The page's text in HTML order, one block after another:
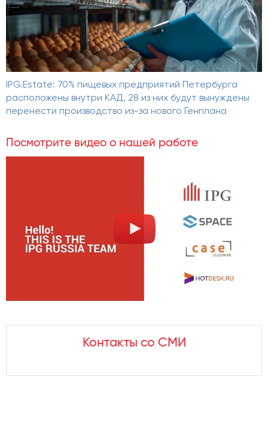
IPG.Estate: 70% пищевых предприятий Петербурга
расположены внутри КАД, 28 из них будут вынуждены
перенести производство из-за нового Генплана
Посмотрите видео о нашей работе
Контакты со СМИ